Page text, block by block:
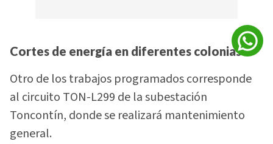
Cortes de energía en diferentes colonias
Otro de los trabajos programados corresponde
al circuito TON-L299 de la subestación
Toncontín, donde se realizará mantenimiento
general.